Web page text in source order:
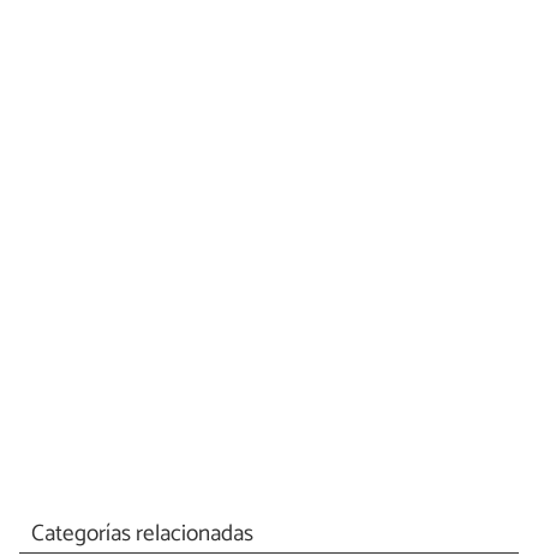
Categorías relacionadas